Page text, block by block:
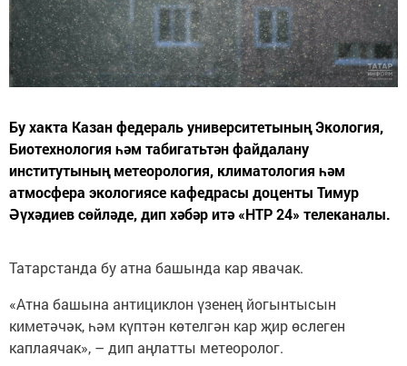
Бу хакта Казан федераль университетының Экология,
Биотехнология һәм табигатьтән файдалану
институтының метеорология, климатология һәм
атмосфера экологиясе кафедрасы доценты Тимур
Әүхәдиев сөйләде, дип хәбәр итә «НТР 24» телеканалы.
Татарстанда бу атна башында кар явачак.
«Атна башына антициклон үзенең йогынтысын
киметәчәк, һәм күптән көтелгән кар җир өслеген
каплаячак», – дип аңлатты метеоролог.